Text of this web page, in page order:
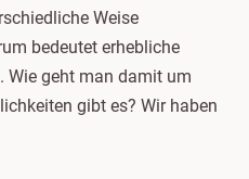
Weise
bedeutet erhebliche
Wie geht man damit um
gibt es? Wir haben